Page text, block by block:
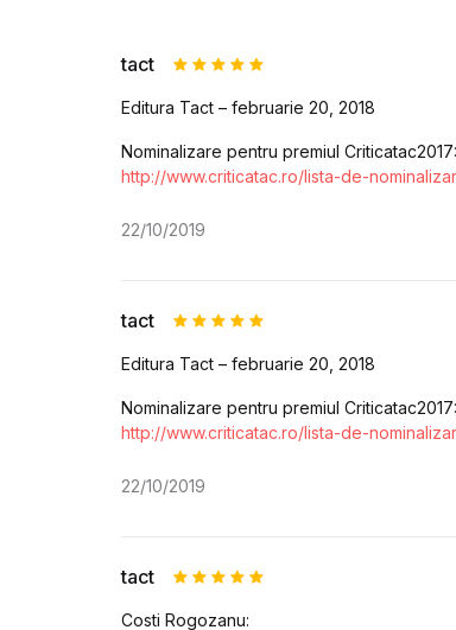
tact
Evaluat la
5 din 5
Editura Tact – februarie 20, 2018
Nominalizare pentru premiul Criticatac2017:
http://www.criticatac.ro/lista-de-
22/10/2019
tact
Evaluat la
5 din 5
Editura Tact – februarie 20, 2018
Nominalizare pentru premiul Criticatac2017:
http://www.criticatac.ro/lista-de-
22/10/2019
tact
Evaluat la
5din 5
Costi Rogozanu: